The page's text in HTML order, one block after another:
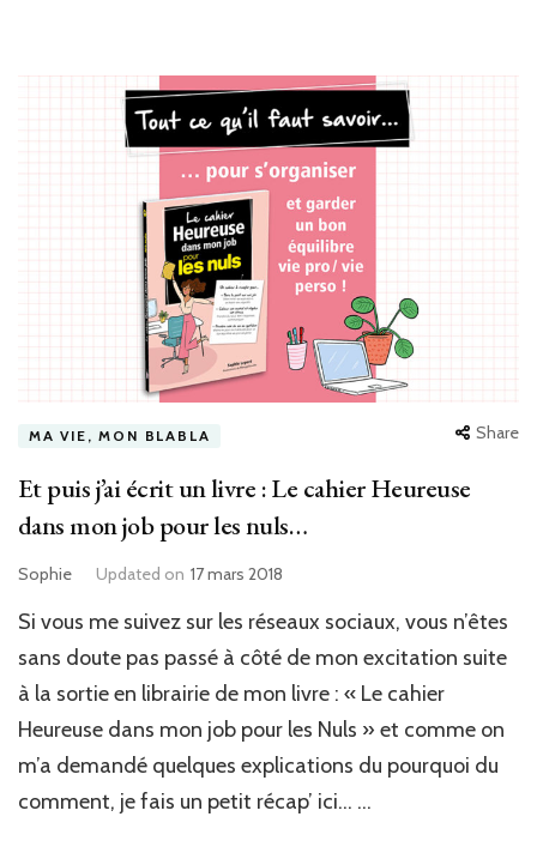
MA VIE, MON BLABLA Share
Et puis j’ai écrit un livre : Le cahier Heureuse
dans mon job pour les nuls…
Sophie Updated on 17 mars 2018
Si vous me suivez sur les réseaux sociaux, vous n’êtes
sans doute pas passé à côté de mon excitation suite
à la sortie en librairie de mon livre : « Le cahier
Heureuse dans mon job pour les Nuls » et comme on
m’a demandé quelques explications du pourquoi du
comment, je fais un petit récap’ ici… …